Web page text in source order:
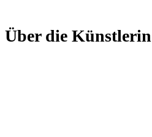
Über die Künstlerin